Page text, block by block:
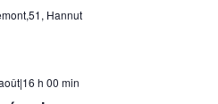
Hannut
h 00 min